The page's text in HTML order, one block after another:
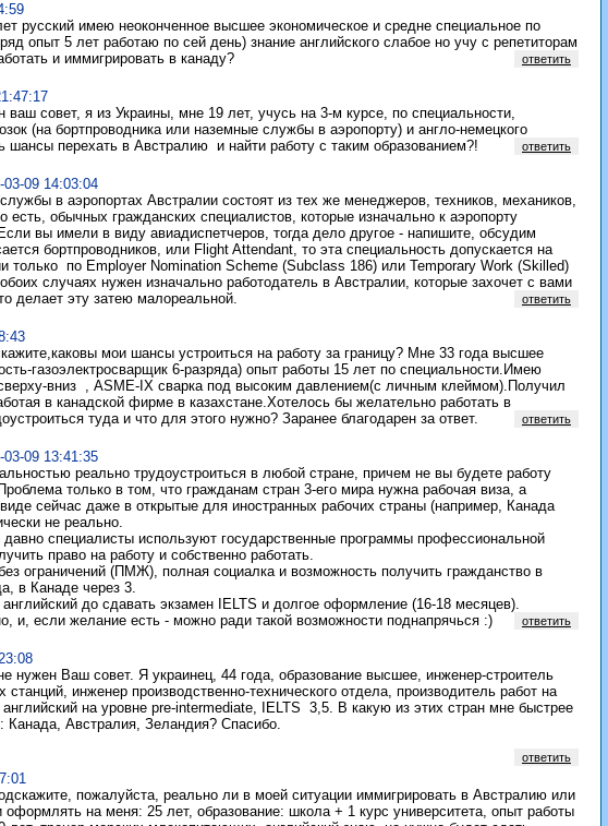
русский имею неоконченное высшее экономическое и средне специальное по
опыт 5 лет работаю по сей день) знание английского слабое но учу с репетиторам
и иммигрировать в канаду?
ответить
совет, я из Украины, мне 19 лет, учусь на 3-м курсе, по специальности,
(на бортпроводника или наземные службы в аэропорту) и англо-немецкого
шансы перехать в Австралию и найти работу с таким образованием?!
ответить
03-09 14:03:04
в аэропортах Австралии состоят из тех же менеджеров, техников, механиков,
есть, обычных гражданских специалистов, которые изначально к аэропорту
вы имели в виду авиадиспетчеров, тогда дело другое - напишите, обсудим
бортпроводников, или Flight Attendant, то эта специальность допускается на
только по Employer Nomination Scheme (Subclass 186) или Temporary Work (Skilled)
случаях нужен изначально работодатель в Австралии, которые захочет с вами
делает эту затею малореальной.
ответить
мои шансы устроиться на работу за границу? Мне 33 года высшее
газоэлектросварщик 6-разряда) опыт работы 15 лет по специальности.Имею
вниз , ASME-IX сварка под высоким давлением(с личным клеймом).Получил
в канадской фирме в казахстане.Хотелось бы желательно работать в
туда и что для этого нужно? Заранее благодарен за ответ.
ответить
03-09 13:41:35
реально трудоустроиться в любой стране, причем не вы будете работу
только в том, что гражданам стран 3-его мира нужна рабочая виза, а
сейчас даже в открытые для иностранных рабочих страны (например, Канада
не реально.
специалисты используют государственные программы профессиональной
право на работу и собственно работать.
ограничений (ПМЖ), полная социалка и возможность получить гражданство в
в Канаде через 3.
до сдавать экзамен IELTS и долгое оформление (16-18 месяцев).
и, если желание есть - можно ради такой возможности поднапрячься :)
ответить
нужен Ваш совет. Я украинец, 44 года, образование высшее, инженер-строитель
станций, инженер производственно-технического отдела, производитель работ на
на уровне pre-intermediate, IELTS 3,5. В какую из этих стран мне быстрее
Канада, Австралия, Зеландия? Спасибо.
ответить
пожалуйста, реально ли в моей ситуации иммигрировать в Австралию или
на меня: 25 лет, образование: школа + 1 курс университета, опыт работы